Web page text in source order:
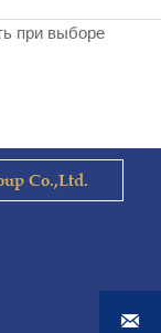
при выборе
Co.,Ltd.
